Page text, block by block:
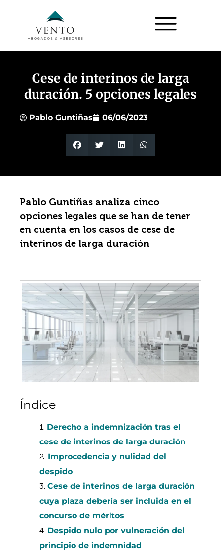
Cese de interinos de larga
duración. 5 opciones legales
Pablo Guntiñas 06/06/2023
Pablo Guntiñas analiza cinco
opciones legales que se han de tener
en cuenta en los casos de cese de
interinos de larga duración
Índice
Derecho a indemnización tras el
cese de interinos de larga duración
Improcedencia y nulidad del
despido
Cese de interinos de larga duración
cuya plaza debería ser incluida en el
concurso de méritos
Despido nulo por vulneración del
principio de indemnidad